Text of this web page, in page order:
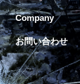
Company
お問い合わせ